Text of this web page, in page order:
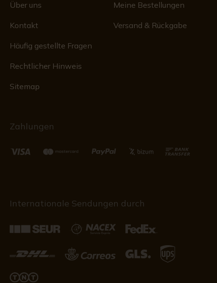
Über uns
Kontakt
Häufig gestellte Fragen
Rechtlicher Hinweis
Sitemap
Meine Bestellungen
Versand & Rückgabe
Zahlungen
Internationale Sendungen durch